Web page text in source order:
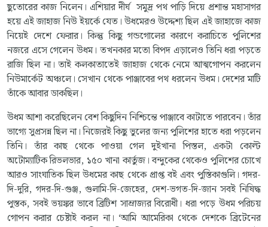
ছুতোরের কাজ নিলেন। এশিয়ার দীর্ঘ সমুদ্র পথ পাড়ি দিয়ে প্রশান্ত মহাসাগর
হয়ে এই জাহাজ নিউ ইয়র্কে যেত। উধমেরও উদ্দেশ্য ছিল এই জাহাজে কাজ
নিয়েই দেশে ফেরার। কিন্তু কিছু গন্ডগোলের কারণে করাচিতে পুলিশের
নজরে এসে গেলেন উধম। তখনকার মতো বিপদ এড়ালেও তিনি ধরা পড়তে
রাজি ছিল না। তাই কলকাতাতেই জাহাজ থেকে নেমে আত্মগোপন করলেন
নিউমার্কেট অঞ্চলে। সেখান থেকে পাঞ্জাবের পথ ধরলেন উধম। দেশের মাটি
তাঁকে আবার ডাকছিল।
উধম আশা করেছিলেন বেশ কিছুদিন নিশ্চিন্তে পাঞ্জাবে কাটাতে পারবেন। তাঁর
ভাগ্যে সুপ্রসন্ন ছিল না। নিজেরই কিছু ভুলের জন্য পুলিশের হাতে ধরা পড়লেন
তিনি। তাঁর কাছ থেকে পাওয়া গেল দুইখানা পিস্তল, একটা কোল্ট
অটোম্যাটিক রিভলভার, ১৫০ খানা কার্তুজ। বন্দুকের থেকেও পুলিশের চোখে
আরও সাংঘাতিক ছিল উধমের কাছ থেকে প্রাপ্ত বই এবং পুস্তিকাগুলি। গদর-
দি-দুরি, গদর-দি-গুঞ্জ, গুলামি-দি-জেহের, দেশ-ভগত-দি-জান সবই নিষিদ্ধ
পুস্তক, সবই ভয়ঙ্কর ভাবে ব্রিটিশ সাম্রাজ্যর বিরোধী। ধরা পড়ে উধম পরিচয়
গোপন করার চেষ্টাই করল না। ‘আমি আমেরিকা থেকে দেশকে ব্রিটেনের